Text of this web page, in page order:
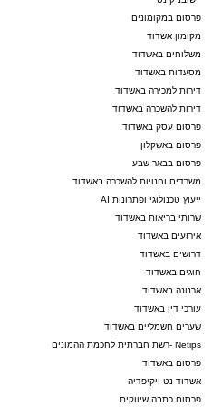
פרסום במקומונים
מקומון אשדוד
משלוחים באשדוד
מסעדות באשדוד
דירות למכירה באשדוד
דירות להשכרה באשדוד
פרסום עסק באשדוד
פרסום באשקלון
פרסום בבאר שבע
משרדים וחנויות להשכרה באשדוד
ייעוץ טכנולוגי ופתרונות AI
שרותי בריאות באשדוד
אירועים באשדוד
דרושים באשדוד
חוגים באשדוד
ארנונה באשדוד
עורכי דין באשדוד
שערים חשמליים באשדוד
Netips -רשת חברתית לחכמת ההמונים
פרסום באשדוד
אשדוד נט ויקיפדיה
פרסום כתבה שיווקית